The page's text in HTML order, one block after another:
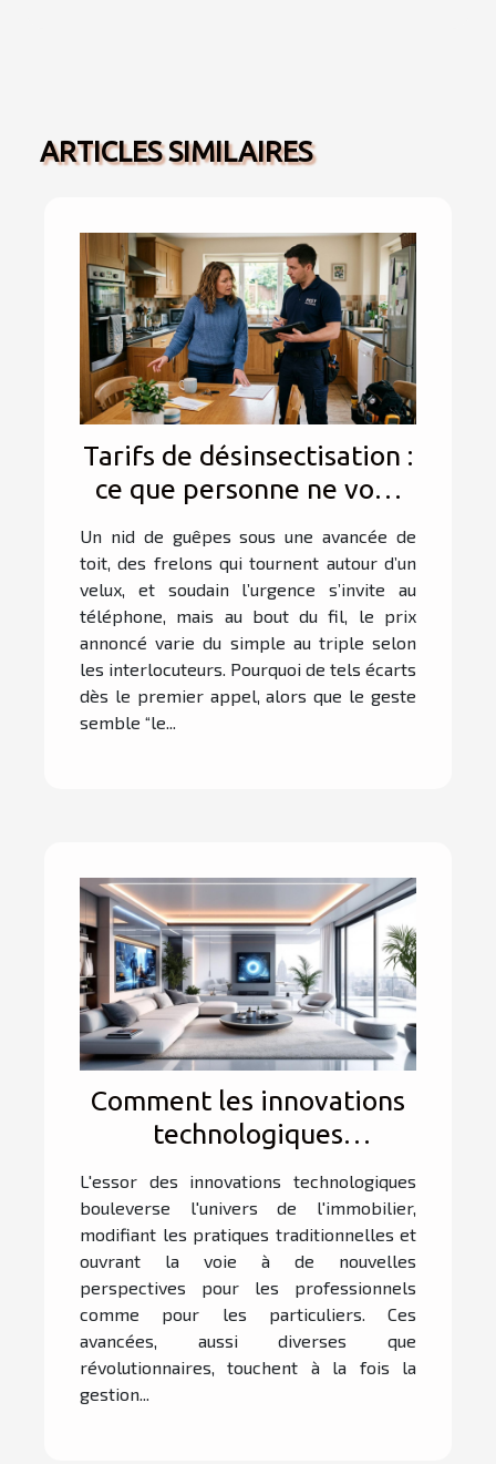
ARTICLES SIMILAIRES
Tarifs de désinsectisation :
ce que personne ne vous
dit lors du premier appel
Un nid de guêpes sous une avancée de
toit, des frelons qui tournent autour d’un
velux, et soudain l’urgence s’invite au
téléphone, mais au bout du fil, le prix
annoncé varie du simple au triple selon
les interlocuteurs. Pourquoi de tels écarts
dès le premier appel, alors que le geste
semble “le...
Comment les innovations
technologiques
l'immobilier ?
L'essor des innovations technologiques
bouleverse l'univers de l'immobilier,
modifiant les pratiques traditionnelles et
ouvrant la voie à de nouvelles
perspectives pour les professionnels
comme pour les particuliers. Ces
avancées, aussi diverses que
révolutionnaires, touchent à la fois la
gestion...